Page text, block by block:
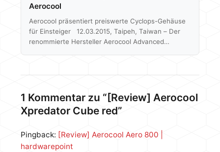
Aerocool
Aerocool präsentiert preiswerte Cyclops-Gehäuse
für Einsteiger 12.03.2015, Taipeh, Taiwan – Der
renommierte Hersteller Aerocool Advanced
den wachsenden Ansprüchen von Gamern, hebt
auch Aerocool die Messlatte von
Einsteigergehäusen weiter an, denn die beiden
Funktionen für einen sehr attraktiven Preis! Beim
Design setzt Aerocool auf einen sehr…
1 Kommentar zu “[Review] Aerocool
Xpredator Cube red”
Pingback: [Review] Aerocool Aero 800 |
hardwarepoint